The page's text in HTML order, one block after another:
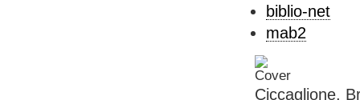
biblio-net
mab2
Ciccaglione,